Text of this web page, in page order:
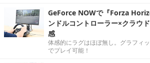
GeForce NOWで『Forza
ンドルコントローラー×クラウ
感
体感的にラグはほぼ無し。グラフィ
でプレイ可能！